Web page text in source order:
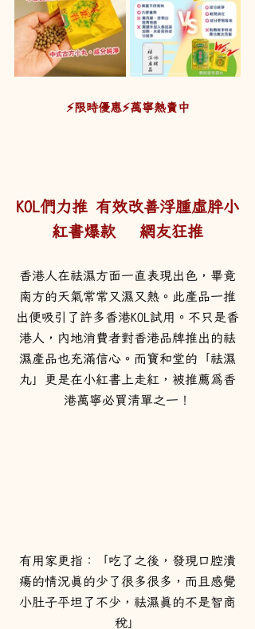
⚡限時優惠⚡萬寧熱賣中
KOL們力推 有效改善浮腫虛胖小
紅書爆款   網友狂推
香港人在祛濕方面一直表現出色，畢竟
南方的天氣常常又濕又熱。此產品一推
出便吸引了許多香港KOL試用。不只是香
港人，內地消費者對香港品牌推出的祛
濕產品也充滿信心。而寶和堂的「祛濕
丸」更是在小紅書上走紅，被推薦為香
港萬寧必買清單之一！
有用家更指：「吃了之後，發現口腔潰
瘍的情況真的少了很多很多，而且感覺
小肚子平坦了不少，祛濕真的不是智商
稅」